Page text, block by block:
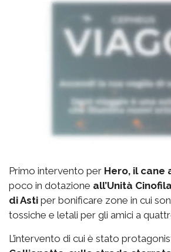
Primo intervento per Hero, il cane
poco in dotazione all’Unità
di Asti per bonificare zone in cui
tossiche e letali per gli amici a
L’intervento di cui è stato